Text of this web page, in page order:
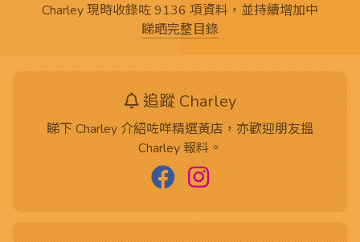
Charley 現時收錄咗 9136 項資料，並持續增加中
睇晒完整目錄
追蹤 Charley
睇下 Charley 介紹咗咩精選黃店，亦歡迎朋友搵
Charley 報料。